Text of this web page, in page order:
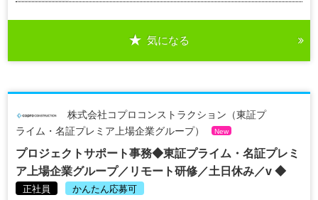
気になる
株式会社コプロコンストラクション（東証プ
ライム・名証プレミア上場企業グループ）
New
プロジェクトサポート事務◆東証プライム・名証プレミ
ア上場企業グループ／リモート研修／土日休み／v ◆
正社員 かんたん応募可